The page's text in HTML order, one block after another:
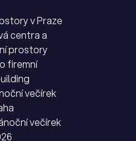
v Praze
centra a
prostory
firemní
večírek
večírek